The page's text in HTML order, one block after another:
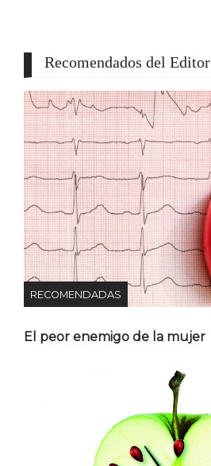
Recomendados del Editor
RECOMENDADAS
El peor enemigo de la mujer